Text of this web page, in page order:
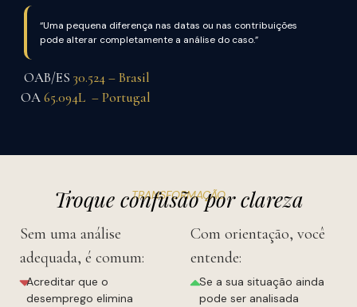
“Uma pequena diferença nas datas ou nas contribuições
pode alterar completamente a análise do caso.”
OAB/ES 30.524 – Brasil
OA65.094L – Portugal
TRANSFORMAÇÃO
Troque confusão por clareza
Sem uma análise
adequada, é comum:
Acreditar que o
desemprego elimina
Com orientação, você
entende:
Se a sua situação ainda
pode ser analisada